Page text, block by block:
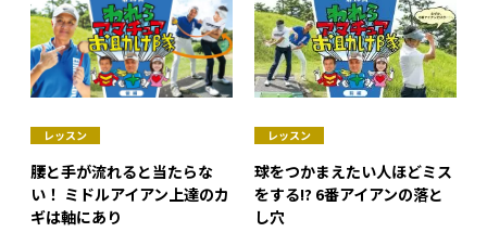
レッスン
腰と手が流れると当たらな
い！ ミドルアイアン上達のカ
ギは軸にあり
レッスン
球をつかまえたい人ほどミス
をする!? 6番アイアンの落と
し穴